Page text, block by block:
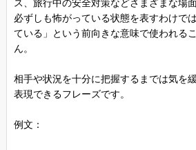
ス、旅行中の安全対策などさまざまな場
必ずしも怖がっている状態を表すわけで
ている」という前向きな意味で使われる
ん。
相手や状況を十分に把握するまでは気を
表現できるフレーズです。
例文：